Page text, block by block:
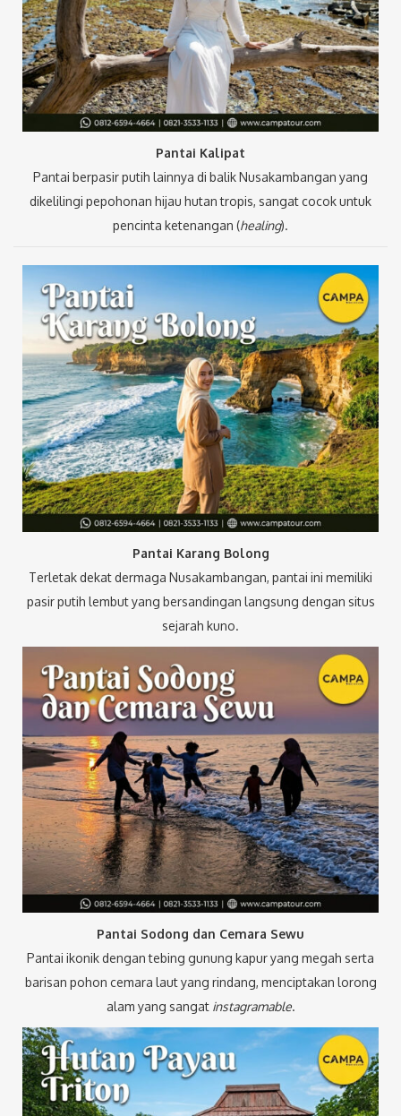
Pantai Kalipat
Pantai berpasir putih lainnya di balik Nusakambangan yang
dikelilingi pepohonan hijau hutan tropis, sangat cocok untuk
pencinta ketenangan (healing).
Pantai Karang Bolong
Terletak dekat dermaga Nusakambangan, pantai ini memiliki
pasir putih lembut yang bersandingan langsung dengan situs
sejarah kuno.
Pantai Sodong dan Cemara Sewu
Pantai ikonik dengan tebing gunung kapur yang megah serta
barisan pohon cemara laut yang rindang, menciptakan lorong
alam yang sangat instagramable.